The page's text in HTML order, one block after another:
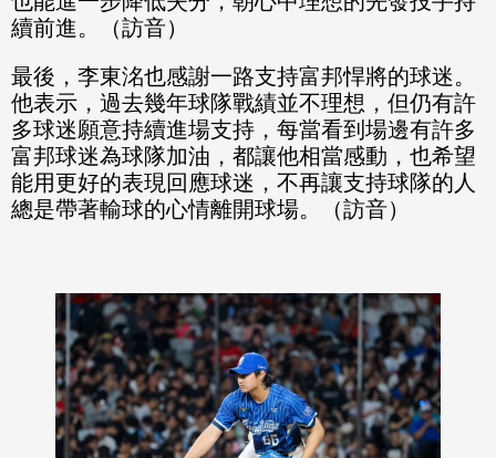
續前進。（訪音）
最後，李東洺也感謝一路支持富邦悍將的球迷。
他表示，過去幾年球隊戰績並不理想，但仍有許
多球迷願意持續進場支持，每當看到場邊有許多
富邦球迷為球隊加油，都讓他相當感動，也希望
能用更好的表現回應球迷，不再讓支持球隊的人
總是帶著輸球的心情離開球場。（訪音）